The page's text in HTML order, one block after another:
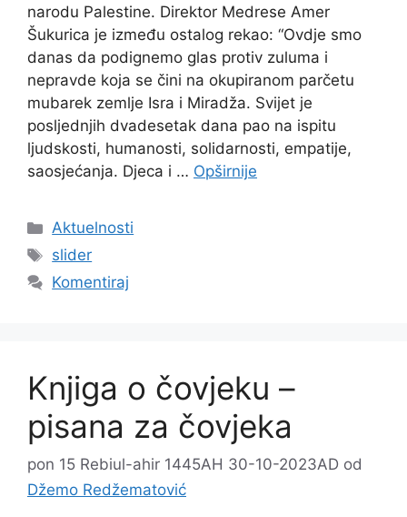
narodu Palestine. Direktor Medrese Amer
Šukurica je između ostalog rekao: “Ovdje smo
danas da podignemo glas protiv zuluma i
nepravde koja se čini na okupiranom parčetu
mubarek zemlje Isra i Miradža. Svijet je
posljednjih dvadesetak dana pao na ispitu
ljudskosti, humanosti, solidarnosti, empatije,
saosjećanja. Djeca i … Opširnije
Kategorije
Aktuelnosti
Oznake
slider
Komentiraj
Knjiga o čovjeku –
pisana za čovjeka
pon 15 Rebiul-ahir 1445AH 30-10-2023AD od
Džemo Redžematović